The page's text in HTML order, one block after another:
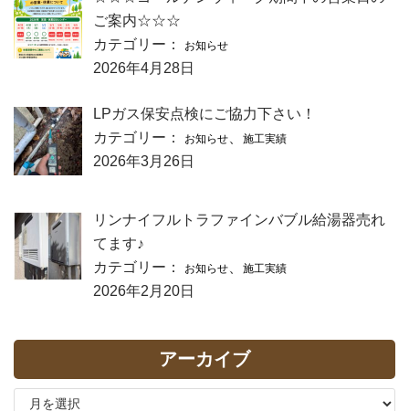
ご案内☆☆☆
カテゴリー：
お知らせ
2026年4月28日
LPガス保安点検にご協力下さい！
カテゴリー：
お知らせ 施工実績
2026年3月26日
リンナイフルトラファインバブル給湯器売れ
てます♪
カテゴリー：
お知らせ 施工実績
2026年2月20日
アーカイブ